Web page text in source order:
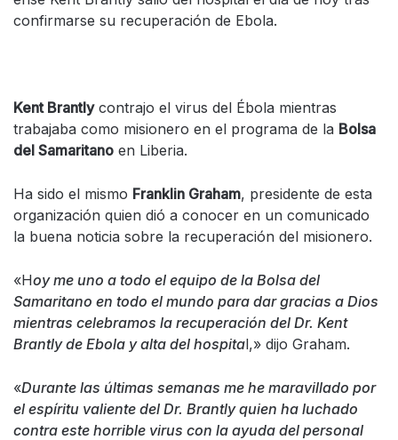
confirmarse su recuperación de Ebola.
Kent Brantlycontrajo el virus del Ébola mientras
trabajaba como misionero en el programa de la Bolsa
del Samaritano en Liberia.
Ha sido el mismo Franklin Graham, presidente de esta
organización quien dió a conocer en un comunicado
la buena noticia sobre la recuperación del misionero.
«Hoy me uno a todo el equipo de la Bolsa del
Samaritano en todo el mundo para dar gracias a Dios
mientras celebramos la recuperación del Dr. Kent
Brantly de Ebola y alta del hospital,» dijo Graham.
«Durante las últimas semanas me he maravillado por
el espíritu valiente del Dr. Brantly quien ha luchado
contra este horrible virus con la ayuda del personal